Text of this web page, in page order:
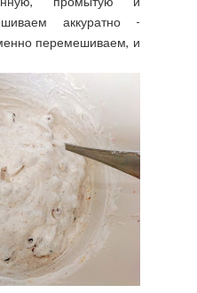
аккуратно -
перемешиваем, и